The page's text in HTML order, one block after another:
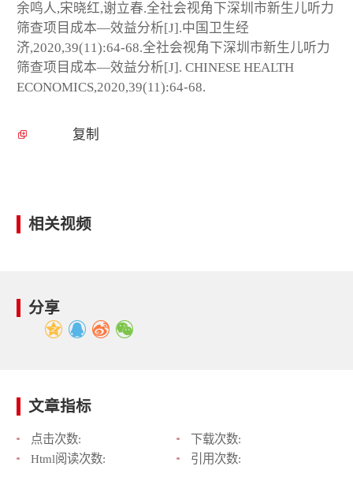
余鸣人,宋晓红,谢立春.全社会视角下深圳市新生儿听力
筛查项目成本—效益分析[J].中国卫生经
济,2020,39(11):64-68.全社会视角下深圳市新生儿听力
筛查项目成本—效益分析[J]. CHINESE HEALTH
ECONOMICS,2020,39(11):64-68.
复制
相关视频
分享
文章指标
点击次数:
下载次数:
Html阅读次数:
引用次数: